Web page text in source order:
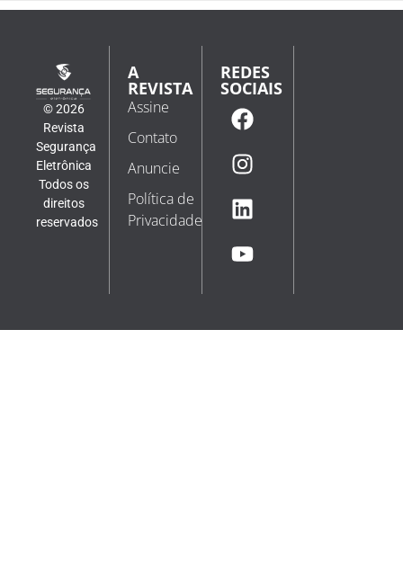
© 2026
Revista
Segurança
Eletrônica
Todos os
direitos
reservados
A
REVISTA
Assine
Contato
Anuncie
Política de
Privacidade
REDES
SOCIAIS